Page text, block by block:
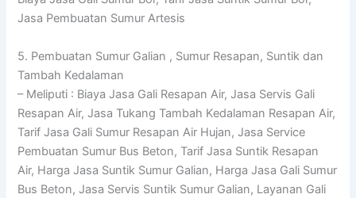
Jasa Pembuatan Sumur Artesis
5. Pembuatan Sumur Galian , Sumur Resapan, Suntik dan
Tambah Kedalaman
– Meliputi : Biaya Jasa Gali Resapan Air, Jasa Servis Gali
Resapan Air, Jasa Tukang Tambah Kedalaman Resapan Air,
Tarif Jasa Gali Sumur Resapan Air Hujan, Jasa Service
Pembuatan Sumur Bus Beton, Tarif Jasa Suntik Resapan
Air, Harga Jasa Suntik Sumur Galian, Harga Jasa Gali Sumur
Bus Beton, Jasa Servis Suntik Sumur Galian, Layanan Gali